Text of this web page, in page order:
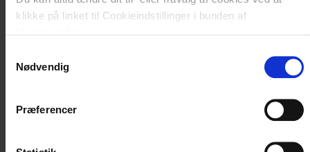
klikke på linket til Cookieindstillinger i bunden af
Læs mere om brugen af cookies på vores hjemmeside ved
Læs mere om vores behandling af personoplysningerher.
Nødvendig
Præferencer